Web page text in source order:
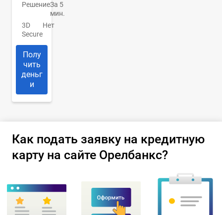
РешениеЗа 5
мин.
3D
Secure
Нет
Полу
чить
деньг
и
Как подать заявку на кредитную
карту на сайте Орелбанкс?